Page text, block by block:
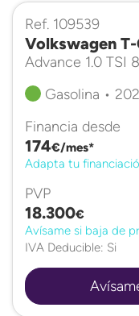
Ref. 109539
Volkswagen
Advance 1.0 TSI
Gasolina •
Financia desde
174€/mes*
Adapta tu
PVP
18.300€
Avísame si baja de
IVA Deducible: Si